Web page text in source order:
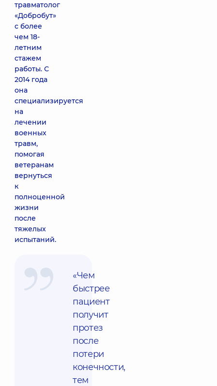
травматолог
«Добробут»
с более
чем 18-
летним
стажем
работы. С
2014 года
она
специализируется
на
лечении
военных
травм,
помогая
ветеранам
вернуться
к
полноценной
жизни
после
тяжелых
испытаний.
«Чем
быстрее
пациент
получит
протез
после
потери
конечности,
тем